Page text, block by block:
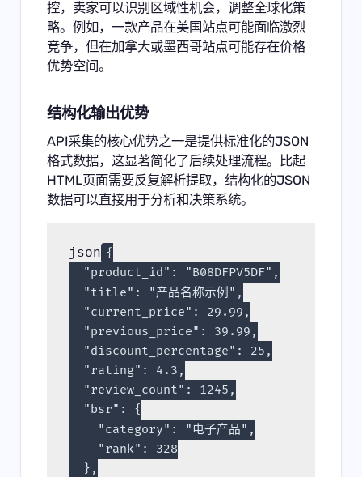
控，卖家可以识别区域性机会，调整全球化策
略。例如，一款产品在美国站点可能面临激烈
竞争，但在加拿大或墨西哥站点可能存在价格
优势空间。
结构化输出优势
API采集的核心优势之一是提供标准化的JSON
格式数据，这显著简化了后续处理流程。比起
HTML页面需要反复解析提取，结构化的JSON
数据可以直接用于分析和决策系统。
json {